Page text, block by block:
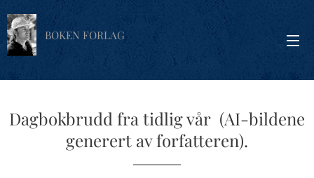
BOKEN FORLAG
Dagbokbrudd fra tidlig vår (AI-bildene
generert av forfatteren).